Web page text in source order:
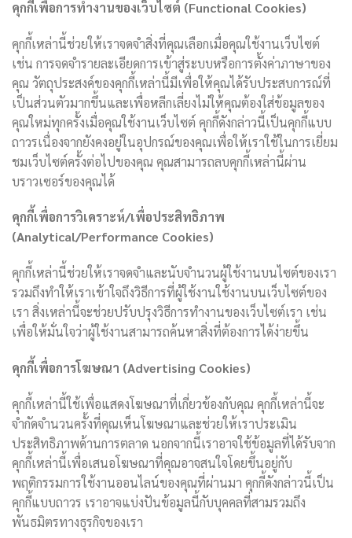
คุกกี้เพื่อการทำงานของเว็บไซต์ (Functional Cookies)
คุกกี้เหล่านี้ช่วยให้เราจดจำสิ่งที่คุณเลือกเมื่อคุณใช้งานเว็บไซต์
เช่น การจดจำรายละเอียดการเข้าสู่ระบบหรือการตั้งค่าภาษาของ
คุณ วัตถุประสงค์ของคุกกี้เหล่านี้มีเพื่อให้คุณได้รับประสบการณ์ที่
เป็นส่วนตัวมากขึ้นและเพื่อหลีกเลี่ยงไม่ให้คุณต้องใส่ข้อมูลของ
คุณใหม่ทุกครั้งเมื่อคุณใช้งานเว็บไซต์ คุกกี้ดังกล่าวนี้เป็นคุกกี้แบบ
ถาวรเนื่องจากยังคงอยู่ในอุปกรณ์ของคุณเพื่อให้เราใช้ในการเยี่ยม
ชมเว็บไซต์ครั้งต่อไปของคุณ คุณสามารถลบคุกกี้เหล่านี้ผ่าน
บราวเซอร์ของคุณได้
คุกกี้เพื่อการวิเคราะห์/เพื่อประสิทธิภาพ
(Analytical/Performance Cookies)
คุกกี้เหล่านี้ช่วยให้เราจดจำและนับจำนวนผู้ใช้งานบนไซต์ของเรา
รวมถึงทำให้เราเข้าใจถึงวิธีการที่ผู้ใช้งานใช้งานบนเว็บไซต์ของ
เรา สิ่งเหล่านี้จะช่วยปรับปรุงวิธีการทำงานของเว็บไซต์เรา เช่น
เพื่อให้มั่นใจว่าผู้ใช้งานสามารถค้นหาสิ่งที่ต้องการได้ง่ายขึ้น
คุกกี้เพื่อการโฆษณา (Advertising Cookies)
คุกกี้เหล่านี้ใช้เพื่อแสดงโฆษณาที่เกี่ยวข้องกับคุณ คุกกี้เหล่านี้จะ
จำกัดจำนวนครั้งที่คุณเห็นโฆษณาและช่วยให้เราประเมิน
ประสิทธิภาพด้านการตลาด นอกจากนี้เราอาจใช้ข้อมูลที่ได้รับจาก
คุกกี้เหล่านี้เพื่อเสนอโฆษณาที่คุณอาจสนใจโดยขึ้นอยู่กับ
พฤติกรรมการใช้งานออนไลน์ของคุณที่ผ่านมา คุกกี้ดังกล่าวนี้เป็น
คุกกี้แบบถาวร เราอาจแบ่งปันข้อมูลนี้กับบุคคลที่สามรวมถึง
พันธมิตรทางธุรกิจของเรา